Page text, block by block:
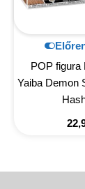
POP figura
Yaiba Demon